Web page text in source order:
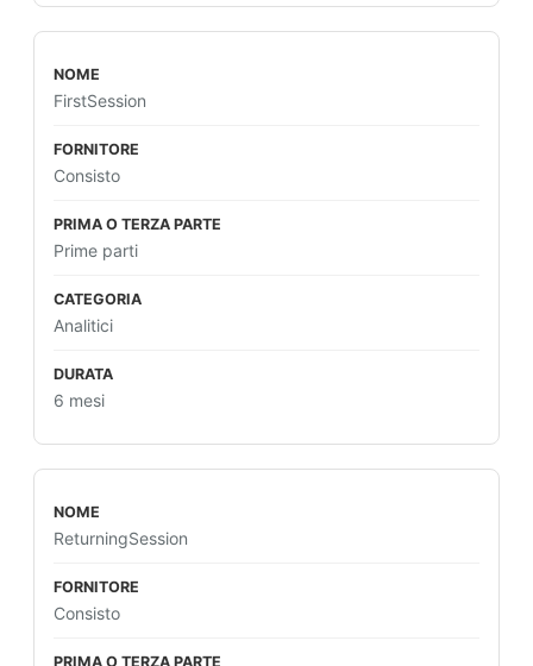
FirstSession
Consisto
Prime parti
Analitici
6 mesi
ReturningSession
Consisto